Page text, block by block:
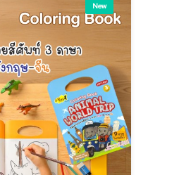
New